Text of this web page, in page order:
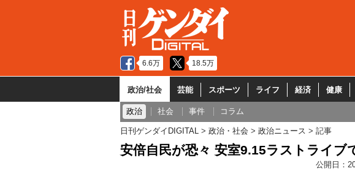
6.6万 18.5万
政治/社会 芸能 スポーツ ライフ 経済 健康
政治 社会 事件 コラム
日刊ゲンダイDIGITAL 政治・社会 政治ニュース 記事
安倍自民が恐々 安室9.15ラストライブ
公開日：